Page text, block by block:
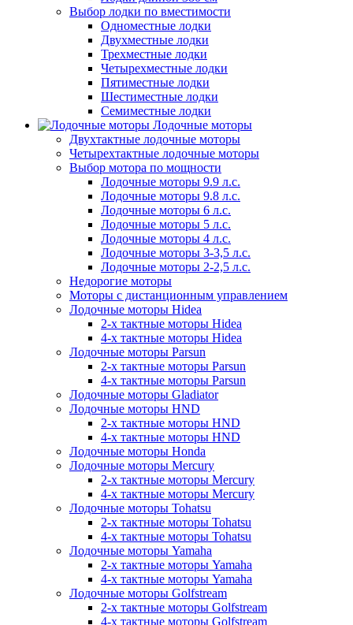
Выбор лодки по вместимости
Одноместные лодки
Двухместные лодки
Трехместные лодки
Четырехместные лодки
Пятиместные лодки
Шестиместные лодки
Семиместные лодки
Лодочные моторы
Двухтактные лодочные моторы
Четырехтактные лодочные моторы
Выбор мотора по мощности
Лодочные моторы 9.9 л.с.
Лодочные моторы 9.8 л.с.
Лодочные моторы 6 л.с.
Лодочные моторы 5 л.с.
Лодочные моторы 4 л.с.
Лодочные моторы 3-3,5 л.с.
Лодочные моторы 2-2,5 л.с.
Недорогие моторы
Моторы с дистанционным управлением
Лодочные моторы Hidea
2-х тактные моторы Hidea
4-х тактные моторы Hidea
Лодочные моторы Parsun
2-х тактные моторы Parsun
4-х тактные моторы Parsun
Лодочные моторы Gladiator
Лодочные моторы HND
2-х тактные моторы HND
4-х тактные моторы HND
Лодочные моторы Honda
Лодочные моторы Mercury
2-х тактные моторы Mercury
4-х тактные моторы Mercury
Лодочные моторы Tohatsu
2-х тактные моторы Tohatsu
4-х тактные моторы Tohatsu
Лодочные моторы Yamaha
2-х тактные моторы Yamaha
4-х тактные моторы Yamaha
Лодочные моторы Golfstream
2-х тактные моторы Golfstream
4-х тактные моторы Golfstream